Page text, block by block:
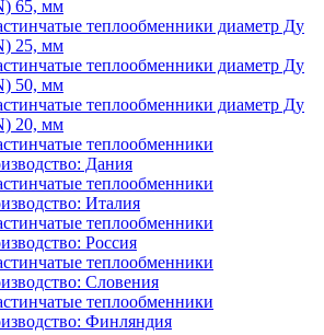
65, мм
теплообменники диаметр Ду
25, мм
теплообменники диаметр Ду
50, мм
теплообменники диаметр Ду
20, мм
теплообменники
Дания
теплообменники
Италия
теплообменники
Россия
теплообменники
Словения
теплообменники
Финляндия